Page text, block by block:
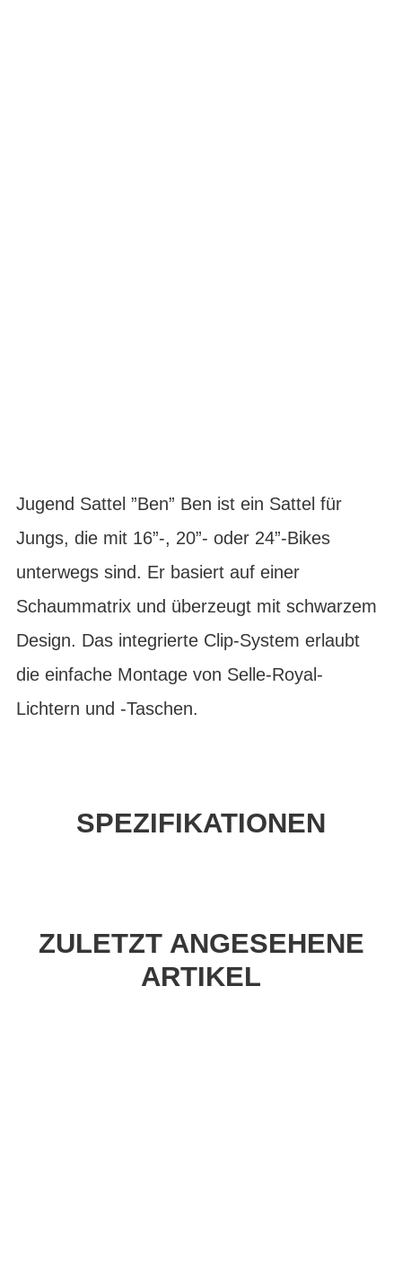
Jugend Sattel ”Ben” Ben ist ein Sattel für
Jungs, die mit 16”-, 20”- oder 24”-Bikes
unterwegs sind. Er basiert auf einer
Schaummatrix und überzeugt mit schwarzem
Design. Das integrierte Clip-System erlaubt
die einfache Montage von Selle-Royal-
Lichtern und -Taschen.
SPEZIFIKATIONEN
ZULETZT ANGESEHENE
ARTIKEL